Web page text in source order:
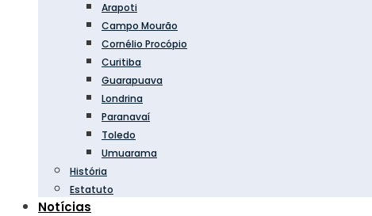
Arapoti
Campo Mourão
Cornélio Procópio
Curitiba
Guarapuava
Londrina
Paranavaí
Toledo
Umuarama
História
Estatuto
Notícias